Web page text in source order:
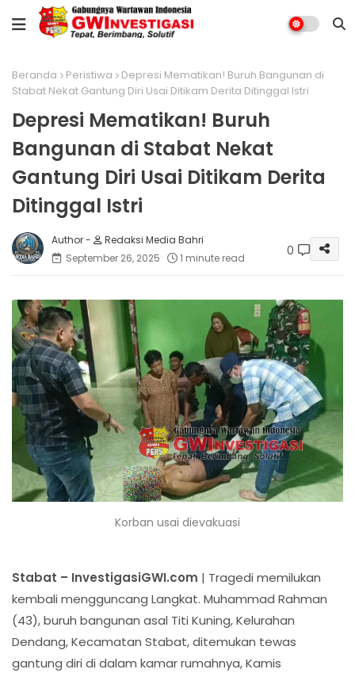
Beranda Peristiwa
Depresi Mematikan! Buruh Bangunan di
Stabat Nekat Gantung Diri Usai Ditikam Derita Ditinggal Istri
Depresi Mematikan! Buruh
Bangunan di Stabat Nekat
Gantung Diri Usai Ditikam Derita
Ditinggal Istri
Redaksi Media Bahri
September 26, 2025
1 minute read 0
Korban usai dievakuasi
Stabat – InvestigasiGWI.com | Tragedi memilukan
kembali mengguncang Langkat. Muhammad Rahman
(43), buruh bangunan asal Titi Kuning, Kelurahan
Dendang, Kecamatan Stabat, ditemukan tewas
gantung diri di dalam kamar rumahnya, Kamis